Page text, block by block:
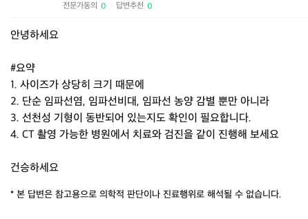
전문가동의 0 답변추천 0
안녕하세요
#요약
1. 사이즈가 상당히 크기 때문에
2. 단순 임파선염, 임파선비대, 임파선 농양 감별 뿐만 아니라
3. 선천성 기형이 동반되어 있는지도 확인이 필요합니다.
4. CT 촬영 가능한 병원에서 치료와 검진을 같이 진행해 보세요
건승하세요
* 본 답변은 참고용으로 의학적 판단이나 진료행위로 해석될 수 없습니다.